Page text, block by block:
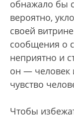
обнажало бы
вероятно,
своей
сообщения о
неприятно и
он — человек
чувство
Чтобы